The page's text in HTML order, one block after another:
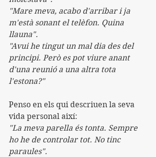
"Mare meva, acabo d'arribar i ja
m'està sonant el telèfon. Quina
llauna".
"Avui he tingut un mal dia des del
principi. Però es pot viure anant
d'una reunió a una altra tota
l'estona?"
Penso en els qui descriuen la seva
vida personal així:
"La meva parella és tonta. Sempre
ho he de controlar tot. No tinc
paraules".